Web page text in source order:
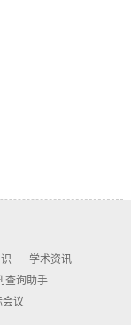
学术资讯
查询助手
会议